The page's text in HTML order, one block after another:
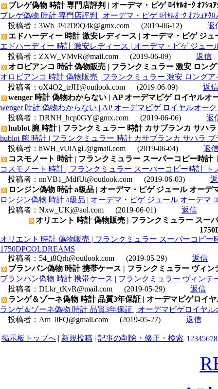
ブレゲ偽物 時計 専門店評判 | オーデマ・ピゲ ﾛｲﾔﾙｵｰｸ ｵﾌｼｮ
ブレゲ偽物 時計 専門店評判 | オーデマ・ピゲ ﾛｲﾔﾙｵｰｸ ｵﾌｼｮｱｸﾛ
投稿者： 3Wh_P42D9Q4k@gmx.com (2019-06-12)
返
エドハーディー 時計 激安レディース | オーデマ・ピゲ ジ
エドハーディー 時計 激安レディース | オーデマ・ピゲ ジュー
投稿者： ZXW_VMvR@mail.com (2019-06-09)
返信
オロビアンコ 時計 偽物販売 | フランクミュラー 激安 ロン
オロビアンコ 時計 偽物販売 | フランクミュラー 激安 ロング
投稿者： oX4O2_trJH@outlook.com (2019-06-09)
返信
wenger 時計 偽物わからない | AP オーデマピゲ ロイヤルオ
wenger 時計 偽物わからない | AP オーデマピゲ ロイヤルオーク
投稿者： DRNH_hcp0GY@gmx.com (2019-06-06)
返
hublot 腕 時計 | フランクミュラー 時計 カサブランカ サハ
hublot 腕 時計 | フランクミュラー 時計 カサブランカ サハラ
投稿者： hWH_vUiAgL@gmail.com (2019-06-04)
返
コスモノート 時計 | フランクミュラー スーパーコピー時
コスモノート 時計 | フランクミュラー スーパーコピー時計
投稿者： nnVB1_MdfUi@outlook.com (2019-06-03)
ロンジン偽物 時計 a級品 | オーデマ・ピゲ ジュール オーデ
ロンジン偽物 時計 a級品 | オーデマ・ピゲ ジュール オーデマ
投稿者： Nxw_UKj@aol.com (2019-06-01)
返信
オリエント 時計 偽物販売 | フランクミュラー スー
オリエント 時計 偽物販売 | フランクミュラー スーパーコピ
1750DPCOLDREAMS
投稿者： 54_t8Qrh@outlook.com (2019-05-29)
返信
ブランパン偽物 時計 携帯ケース | フランクミュラー ヴィン
ブランパン偽物 時計 携帯ケース | フランクミュラー ヴィンテ
投稿者： DLkr_tKvR@mail.com (2019-05-29)
返信
ランゲ＆ゾーネ偽物 時計 品質3年保証 | オーデマピゲロイ
ランゲ＆ゾーネ偽物 時計 品質3年保証 | オーデマピゲロイヤ
投稿者： Am_0FQ@gmail.com (2019-05-27) 返信
掲示板トップへ | 新規投稿 | 記事の削除・修正・検索 1 2345678